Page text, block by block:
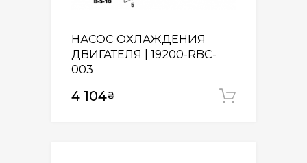
НАСОС ОХЛАЖДЕНИЯ
ДВИГАТЕЛЯ | 19200-RBC-
003
4 104₴